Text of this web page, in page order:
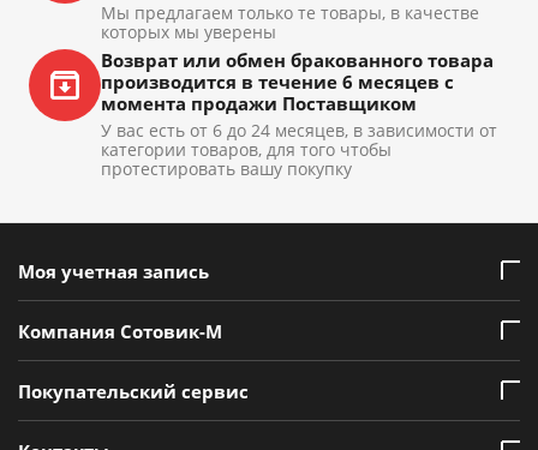
Мы предлагаем только те товары, в качестве
которых мы уверены
Возврат или обмен бракованного товара
производится в течение 6 месяцев с
момента продажи Поставщиком
У вас есть от 6 до 24 месяцев, в зависимости от
категории товаров, для того чтобы
протестировать вашу покупку
Моя учетная запись
Компания Сотовик-М
Покупательский сервис